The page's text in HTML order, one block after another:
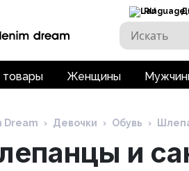
RU
Женщины
Dream › Девочки › Обувь ›
и